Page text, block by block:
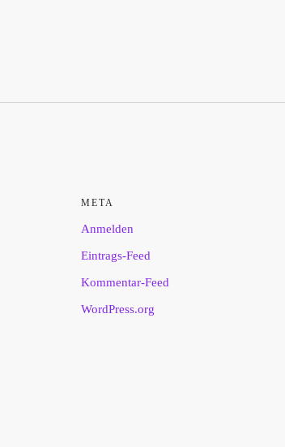
META
Anmelden
Eintrags-Feed
Kommentar-Feed
WordPress.org